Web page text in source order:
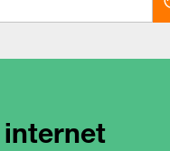
internet